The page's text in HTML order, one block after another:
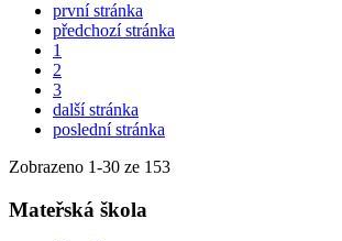
první stránka
předchozí stránka
1
2
3
další stránka
poslední stránka
Zobrazeno 1-30 ze 153
Mateřská škola